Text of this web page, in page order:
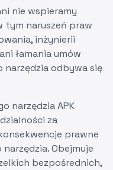
nie wspieramy
tym naruszeń praw
inżynierii
łamania umów
narzędzia odbywa się
narzędzia APK
za
prawne
Obejmuje
bezpośrednich,